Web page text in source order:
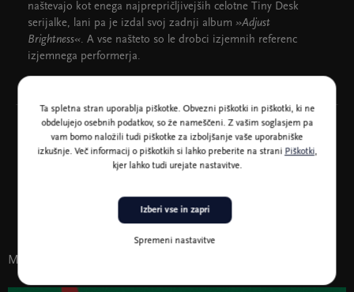
naštevajo kot enega najprepričljivejših celotne Tiny Desk
serijalke, lani pa je izdal svoj zadnji album »Adjust
Brightness«. A vse našteto so le drobci izjemnih referenc
izjemnega performerja.
Morda vas zanima tudi
Ta spletna stran uporablja piškotke. Obvezni piškotki in piškotki, ki ne
obdelujejo osebnih podatkov, so že nameščeni. Z vašim soglasjem pa
vam bomo naložili tudi piškotke za izboljšanje vaše uporabniške
izkušnje. Več informacij o piškotkih si lahko preberite na strani Piškotki,
kjer lahko tudi urejate nastavitve.
Spremeni nastavitve
Izberi vse in zapri